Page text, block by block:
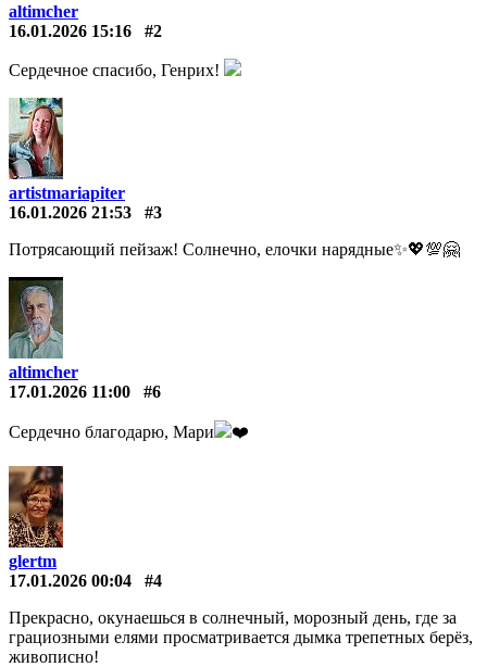
altimcher
16.01.2026 15:16
#2
Сердечное спасибо, Генрих!
artistmariapiter
16.01.2026 21:53
#3
Потрясающий пейзаж! Солнечно, елочки нарядные✨💖💯🤗
altimcher
17.01.2026 11:00
#6
Сердечно благодарю, Мари ❤️️
glertm
17.01.2026 00:04
#4
Прекрасно, окунаешься в солнечный, морозный день, где за
грациозными елями просматривается дымка трепетных берёз,
живописно!